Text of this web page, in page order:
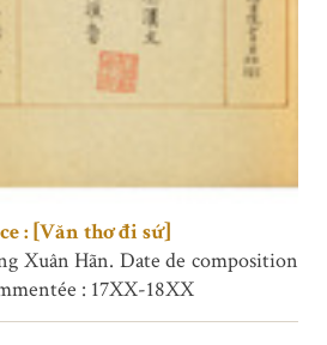
: [Văn thơ đi sứ]
Xuân Hãn. Date de composition
: 17XX-18XX